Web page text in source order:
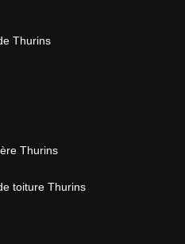
Thurins
Thurins
toiture Thurins